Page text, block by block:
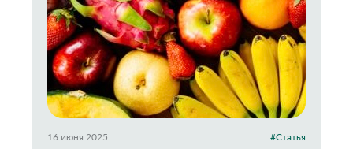
16 июня 2025 #Статья